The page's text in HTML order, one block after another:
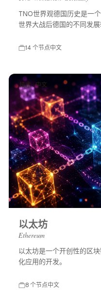
TNO世界观德国历史是一
世界大战后德国的不同发
14 个节点中文
技术 · 中文
以太坊
Ethereum
以太坊是一个开创性的区
化应用的开发。
8 个节点中文